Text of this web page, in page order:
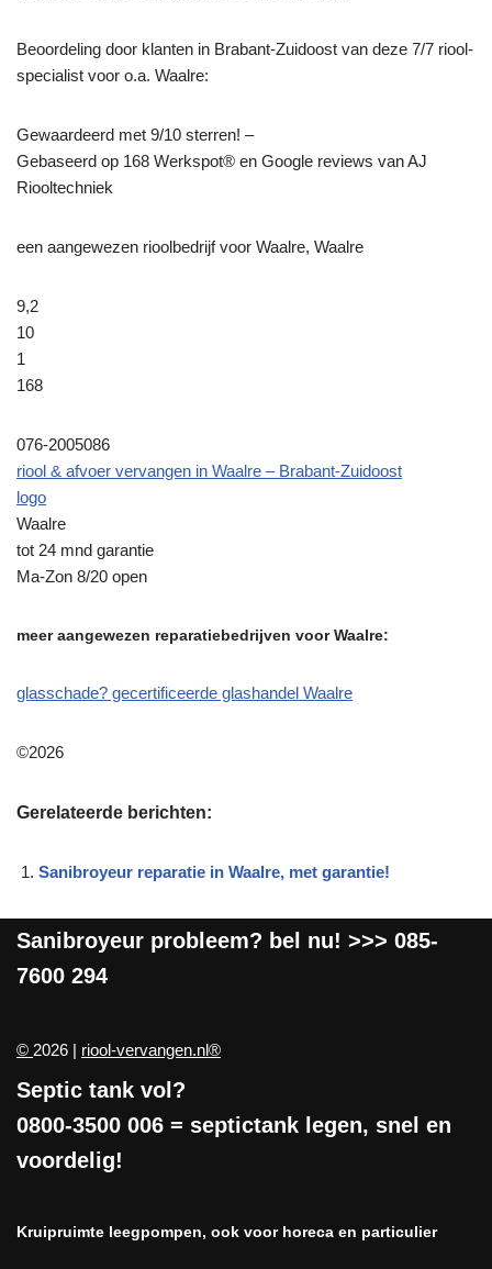
Beoordeling door klanten in Brabant-Zuidoost van deze 7/7 riool-
specialist voor o.a. Waalre:
Gewaardeerd met 9/10 sterren! –
Gebaseerd op 168 Werkspot® en Google reviews van AJ
Riooltechniek
een aangewezen rioolbedrijf voor Waalre, Waalre
9,2
10
1
168
076-2005086
riool & afvoer vervangen in Waalre – Brabant-Zuidoost
logo
Waalre
tot 24 mnd garantie
Ma-Zon 8/20 open
meer aangewezen reparatiebedrijven voor Waalre:
glasschade? gecertificeerde glashandel Waalre
©2026
Gerelateerde berichten:
Sanibroyeur reparatie in Waalre, met garantie!
Sanibroyeur probleem? bel nu! >>> 085-
7600 294
© 2026 | riool-vervangen.nl®
Septic tank vol?
0800-3500 006 = septictank legen, snel en
voordelig!
Kruipruimte leegpompen, ook voor horeca en particulier